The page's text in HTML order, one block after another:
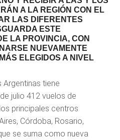
A LA REGIÓN CON EL
LAS DIFERENTES
ESTE
LA PROVINCIA, CON
NUEVAMENTE
ELEGIDOS A NIVEL
Argentinas tiene
julio 412 vuelos de
principales centros
Córdoba, Rosario,
se suma como nueva